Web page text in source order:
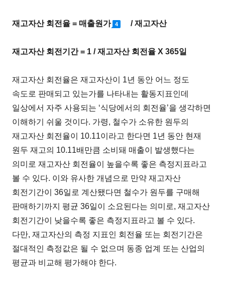
재고자산 회전율 = 매출원가 4 / 재고자산
재고자산 회전기간 = 1 / 재고자산 회전율 X 365일
재고자산 회전율은 재고자산이 1년 동안 어느 정도
속도로 판매되고 있는가를 나타내는 활동지표인데
일상에서 자주 사용되는 ‘식당에서의 회전율’을 생각하면
이해하기 쉬울 것이다. 가령, 철수가 소유한 원두의
재고자산 회전율이 10.11이라고 한다면 1년 동안 현재
원두 재고의 10.11배만큼 소비돼 매출이 발생했다는
의미로 재고자산 회전율이 높을수록 좋은 측정지표라고
볼 수 있다. 이와 유사한 개념으로 만약 재고자산
회전기간이 36일로 계산됐다면 철수가 원두를 구매해
판매하기까지 평균 36일이 소요된다는 의미로, 재고자산
회전기간이 낮을수록 좋은 측정지표라고 볼 수 있다.
다만, 재고자산의 측정 지표인 회전율 또는 회전기간은
절대적인 측정값은 될 수 없으며 동종 업계 또는 산업의
평균과 비교해 평가해야 한다.